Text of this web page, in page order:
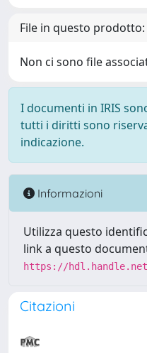
File in questo prodotto:
Non ci sono file
I documenti in IRIS
tutti i diritti sono
indicazione.
Informazioni
Utilizza questo
link a questo
https://hdl.handle.net/
Citazioni